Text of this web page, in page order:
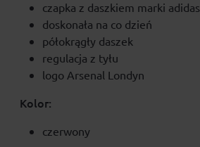
czapka z daszkiem marki adidas
doskonała na co dzień
półokrągły daszek
regulacja z tyłu
logo Arsenal Londyn
Kolor:
czerwony